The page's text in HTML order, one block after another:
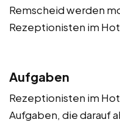
Remscheid werden
Rezeptionisten im
Aufgaben
Rezeptionisten im
Aufgaben, die darauf